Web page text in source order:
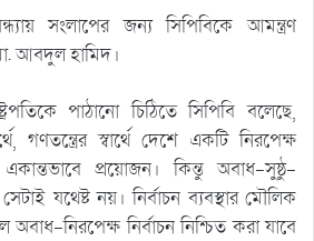
সংলাপের জন্য সিপিবিকে আমন্ত্রণ
আবদুল হামিদ।
পাঠানো চিঠিতে সিপিবি বলেছে,
গণতন্ত্রের স্বার্থে দেশে একটি নিরপেক্ষ
প্রয়োজন। কিন্তু অবাধ-সুষ্ঠু-
যথেষ্ট নয়। নির্বাচন ব্যবস্থার মৌলিক
নিরপেক্ষ নির্বাচন নিশ্চিত করা যাবে